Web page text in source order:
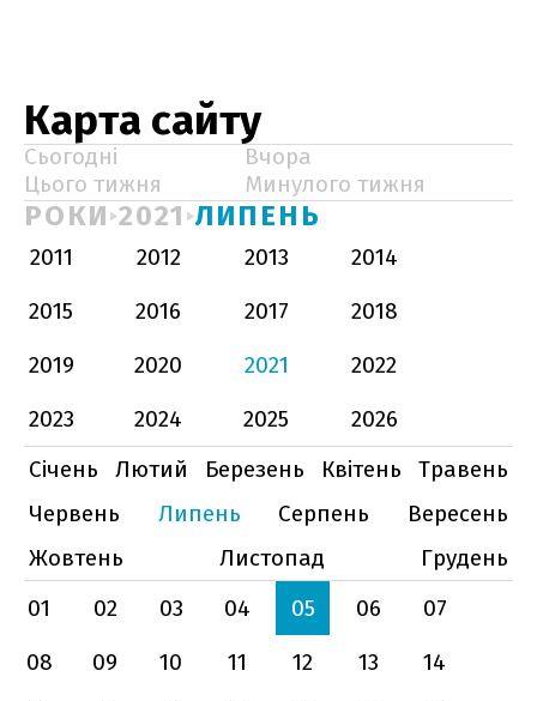
Карта сайту
Сьогодні
Вчора
Цього тижня
Минулого тижня
РОКИ 2021 ЛИПЕНЬ
2011 2012 2013
2014
2015
2016 2017
2018
2019
2020 2021
2022
2023
2024 2025
2026
Січень
Лютий Березень Квітень
Травень
Червень
Липень Серпень
Вересень
Жовтень
Листопад
Грудень
01
02 03 04 05 06
07
08
09 10 11 12 13
14